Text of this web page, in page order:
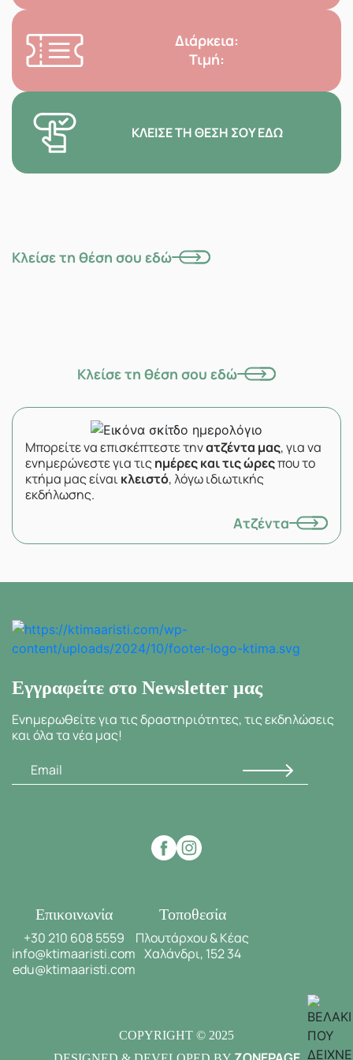
Διάρκεια:
Τιμή:
ΚΛΕΊΣΕ ΤΗ ΘΈΣΗ ΣΟΥ ΕΔΏ
Κλείσε τη θέση σου εδώ
Κλείσε τη θέση σου εδώ
Μπορείτε να επισκέπτεστε τηνατζέντα μας, για να
ενημερώνεστε για τιςημέρες και τις ώρεςπου το
κτήμα μας είναικλειστό, λόγω ιδιωτικής
εκδήλωσης.
Ατζέντα
Εγγραφείτε στο Newsletter μας
Ενημερωθείτε για τις δραστηριότητες, τις εκδηλώσεις
και όλα τα νέα μας!
Επικοινωνία
+30 210 608 5559
info@ktimaaristi.com
edu@ktimaaristi.com
Τοποθεσία
Πλουτάρχου & Κέας
Χαλάνδρι, 152 34
COPYRIGHT © 2025